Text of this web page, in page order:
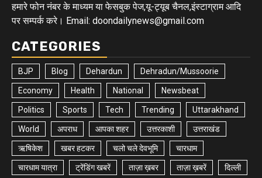
हमारे फोन नंबर के माध्यम या फेसबुक पेज,यू-ट्यूब चैनल,इंस्टाग्राम आदि
पर सम्पर्क करे। Email: doondailynews@gmail.com
CATEGORIES
BJP Blog Dehardun Dehradun/Mussoorie
Economy Health National Newsbeat
Politics Sports Tech Trending Uttarakhand
World अपराध आपका शहर उत्तरकाशी उत्तराखंड
ऋषिकेश खबर हटकर चलो चले देवभूमि चारधाम
चारधाम यात्रा ट्रेंडिंग खबरें ताज़ा ख़बर ताज़ा ख़बरें दिल्ली